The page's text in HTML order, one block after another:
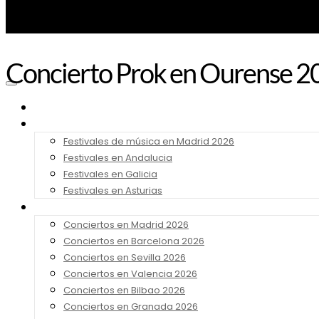
Festivales de música en Madrid 2026
Festivales en Andalucia
Festivales en Galicia
Festivales en Asturias
Conciertos en Madrid 2026
Conciertos en Barcelona 2026
Conciertos en Sevilla 2026
Conciertos en Valencia 2026
Conciertos en Bilbao 2026
Conciertos en Granada 2026
Concierto Prok en Ourense